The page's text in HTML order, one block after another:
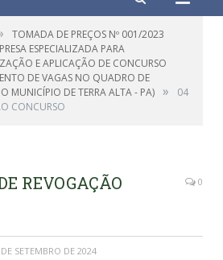
TOMADA DE PREÇOS Nº 001/2023
ESPECIALIZADA PARA
E APLICAÇÃO DE CONCURSO
DE VAGAS NO QUADRO DE
MUNICÍPIO DE TERRA ALTA - PA) »
04
CONCURSO
REVOGAÇÃO
0
SETEMBRO DE 2024